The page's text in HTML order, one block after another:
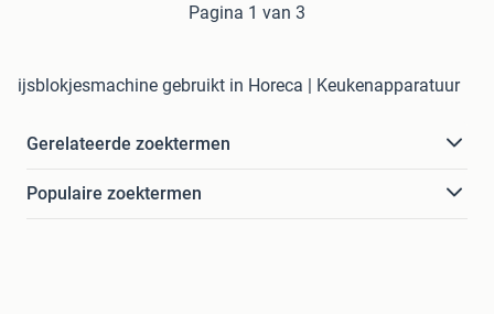
Pagina 1 van 3
ijsblokjesmachine gebruikt in Horeca | Keukenapparatuur
Gerelateerde zoektermen
Populaire zoektermen